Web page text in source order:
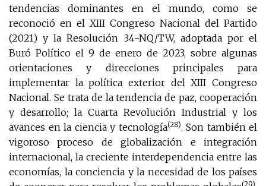
tendencias dominantes en el mundo, como se
reconoció en el XIII Congreso Nacional del Partido
(2021) y la Resolución 34-NQ/TW, adoptada por el
Buró Político el 9 de enero de 2023, sobre algunas
orientaciones y direcciones principales para
implementar la política exterior del XIII Congreso
Nacional. Se trata de la tendencia de paz, cooperación
y desarrollo; la Cuarta Revolución Industrial y los
avances en la ciencia y tecnología(28). Son también el
vigoroso proceso de globalización e integración
internacional, la creciente interdependencia entre las
economías, la conciencia y la necesidad de los países
(29)